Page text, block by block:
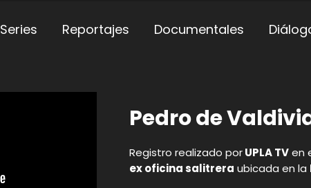
Series Reportajes Documentales
Pedro de
Registro realizado porUPLA TVen
ex oficina salitrera ubicada en la